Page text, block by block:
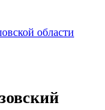
области